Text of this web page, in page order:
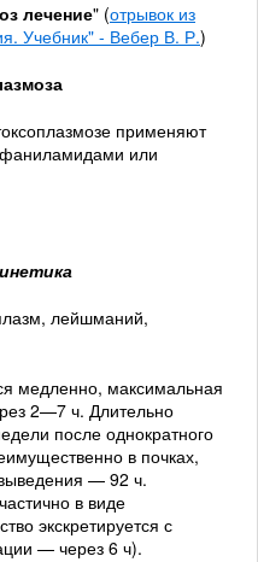
лечение" (отрывок из
Учебник" - Вебер В. Р.)
применяют
или
лейшманий,
медленно, максимальная
2—7 ч. Длительно
после однократного
в почках,
— 92 ч.
в виде
экскретируется с
— через 6 ч).